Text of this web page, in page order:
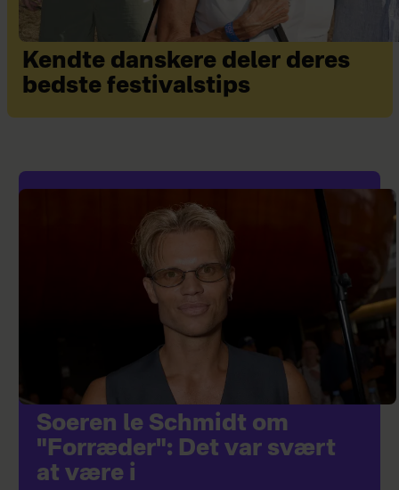
Kendte danskere deler deres
bedste festivalstips
Soeren le Schmidt om
"Forræder": Det var svært
at være i